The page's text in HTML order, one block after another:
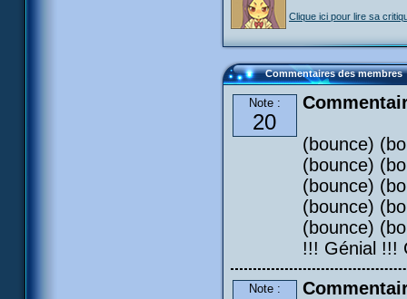
Clique ici pour lire sa
Commentaires des membres
Note :
20
(bounce)
(bounce)
(bounce)
(bounce)
(bounce)
!!! Génial !!!
Note :